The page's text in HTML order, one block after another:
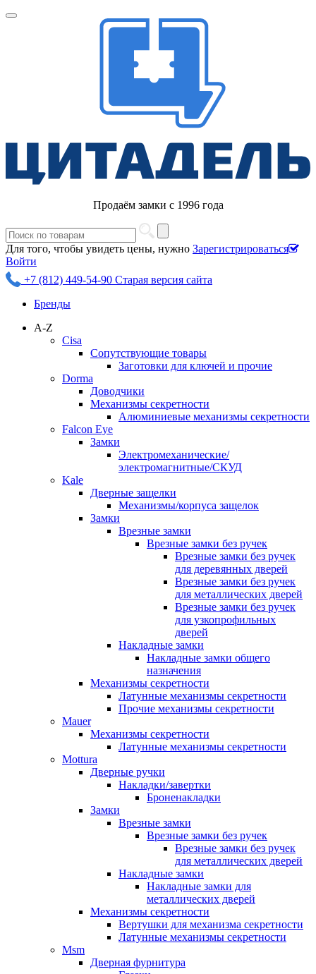
Продаём замки с 1996 года
Для того, чтобы увидеть цены, нужно Зарегистрироваться
Войти
+7 (812) 449-54-90 Старая версия сайта
Бренды
A-Z
Cisa
Сопутствующие товары
Заготовки для ключей и прочие
Dorma
Доводчики
Механизмы секретности
Алюминиевые механизмы секретности
Falcon Eye
Замки
Электромеханические/
электромагнитные/СКУД
Kale
Дверные защелки
Механизмы/корпуса защелок
Замки
Врезные замки
Врезные замки без ручек
Врезные замки без ручек
для деревянных дверей
Врезные замки без ручек
для металлических дверей
Врезные замки без ручек
для узкопрофильных
дверей
Накладные замки
Накладные замки общего
назначения
Механизмы секретности
Латунные механизмы секретности
Прочие механизмы секретности
Mauer
Механизмы секретности
Латунные механизмы секретности
Mottura
Дверные ручки
Накладки/завертки
Броненакладки
Замки
Врезные замки
Врезные замки без ручек
Врезные замки без ручек
для металлических дверей
Накладные замки
Накладные замки для
металлических дверей
Механизмы секретности
Вертушки для механизма секретности
Латунные механизмы секретности
Msm
Дверная фурнитура